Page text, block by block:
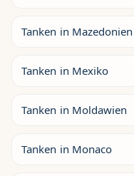
Tanken in Mazedonien
Tanken in Mexiko
Tanken in Moldawien
Tanken in Monaco